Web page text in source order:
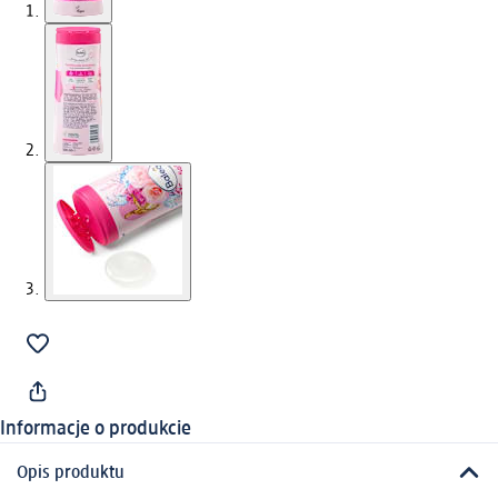
Informacje o produkcie
Opis produktu